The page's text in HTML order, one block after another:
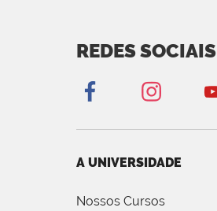
REDES SOCIAIS
A UNIVERSIDADE
Nossos Cursos